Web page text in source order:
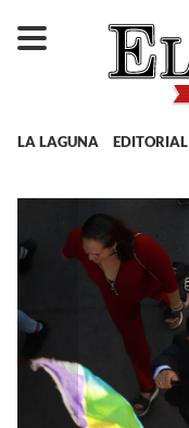
LA LAGUNA EDITORIAL